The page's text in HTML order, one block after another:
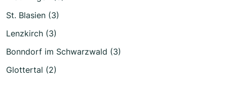
St. Blasien (3)
Lenzkirch (3)
Bonndorf im Schwarzwald (3)
Glottertal (2)